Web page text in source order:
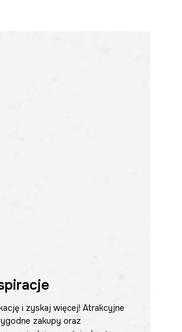
i zyskaj więcej! Atrakcyjne
zakupy oraz